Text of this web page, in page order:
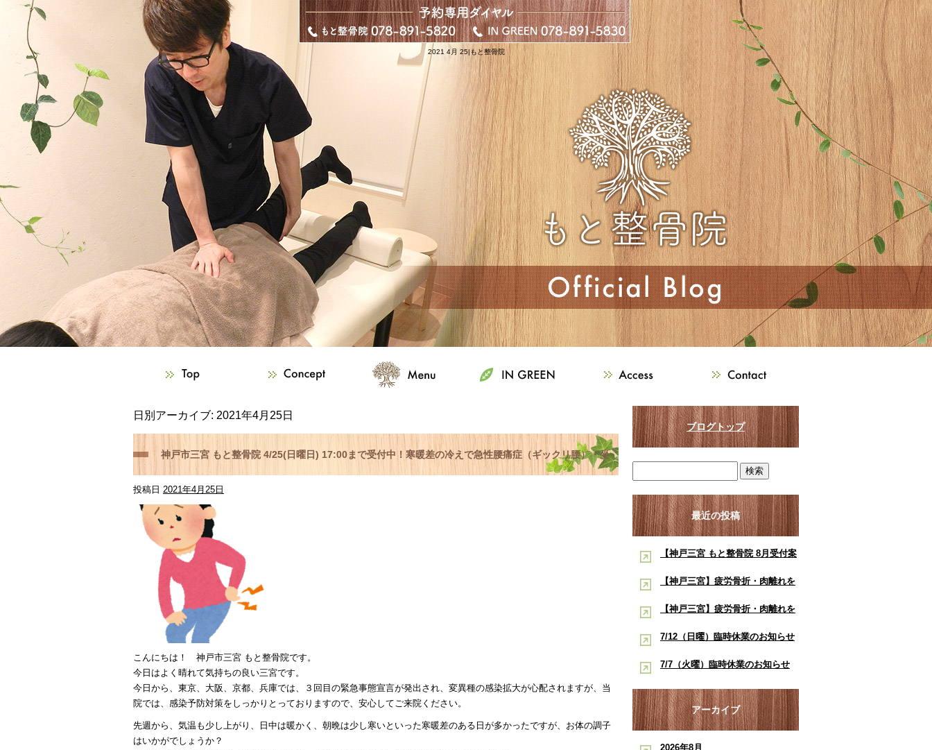
2021 4月 25|もと整骨院
日別アーカイブ: 2021年4月25日
神戸市三宮 もと整骨院 4/25(日曜日) 17:00まで受付中！寒暖差の冷えで急性腰痛症（ギックリ腰）・坐
骨神経痛などお体の痛みがございましたらご相談下さい！
投稿日 2021年4月25日
こんにちは！ 神戸市三宮 もと整骨院です。
今日はよく晴れて気持ちの良い三宮です。
今日から、東京、大阪、京都、兵庫では、３回目の緊急事態宣言が発出され、変異種の感染拡大が心配されますが、当
院では、感染予防対策をしっかりとっておりますので、安心してご来院ください。
先週から、気温も少し上がり、日中は暖かく、朝晩は少し寒いといった寒暖差のある日が多かったですが、お体の調子
はいかがでしょうか？
ブログトップ
最近の投稿
【神戸三宮 もと整骨院 8月受付案
内】8月は熱中症・交通事故・ス
ポート
【神戸三宮】疲労骨折・肉離れを
早く治したい学生アスリートへ｜
骨院
【神戸三宮】疲労骨折・肉離れを
早く治したい学生アスリートへ｜
骨院
7/12（日曜）臨時休業のお知らせ
【神戸市三宮 もと整骨院】
7/7（火曜）臨時休業のお知らせ
アーカイブ
2026年8月